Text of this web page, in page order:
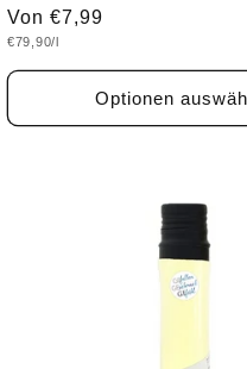
Normaler
Preis
Von €7,99
Grundpreis
€79,90/l
Optionen